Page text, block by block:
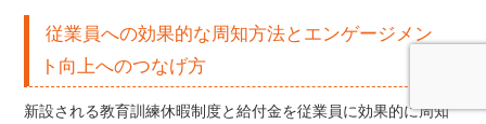
従業員への効果的な周知方法とエンゲージメン
ト向上へのつなげ方
新設される教育訓練休暇制度と給付金を従業員に効果的に周知